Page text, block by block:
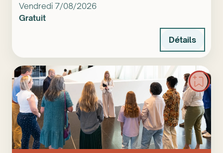
Vendredi 7/08/2026
Gratuit
Détails